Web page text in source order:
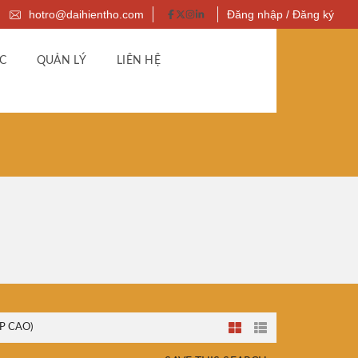
hotro@daihientho.com Đăng nhập / Đăng ký
QUẢN LÝ LIÊN HỆ
CAO)